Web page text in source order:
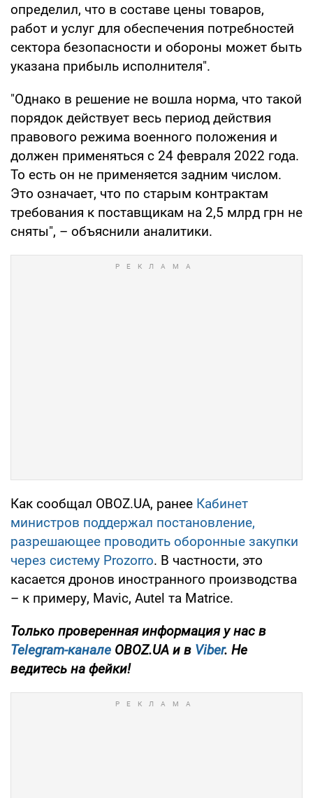
определил, что в составе цены товаров,
работ и услуг для обеспечения потребностей
сектора безопасности и обороны может быть
указана прибыль исполнителя".
"Однако в решение не вошла норма, что такой
порядок действует весь период действия
правового режима военного положения и
должен применяться с 24 февраля 2022 года.
То есть он не применяется задним числом.
Это означает, что по старым контрактам
требования к поставщикам на 2,5 млрд грн не
сняты", – объяснили аналитики.
Как сообщал OBOZ.UA, ранее Кабинет
министров поддержал постановление,
разрешающее проводить оборонные закупки
через систему Prozorro. В частности, это
касается дронов иностранного производства
– к примеру, Mavic, Autel та Matrice.
Только проверенная информация у нас в
Telegram-канале OBOZ.UA и в Viber. Не
ведитесь на фейки!